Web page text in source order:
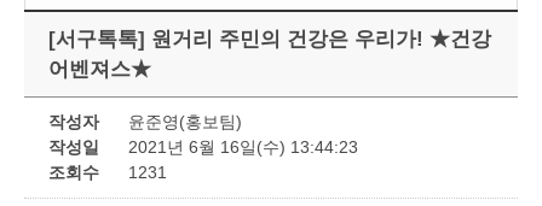
[서구톡톡] 원거리 주민의 건강은 우리가! ★건강
어벤져스★
작성자
윤준영(홍보팀)
작성일
2021년 6월 16일(수) 13:44:23
조회수
1231